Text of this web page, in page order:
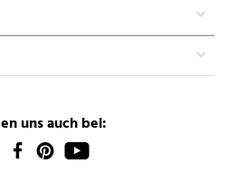
uns auch bei: